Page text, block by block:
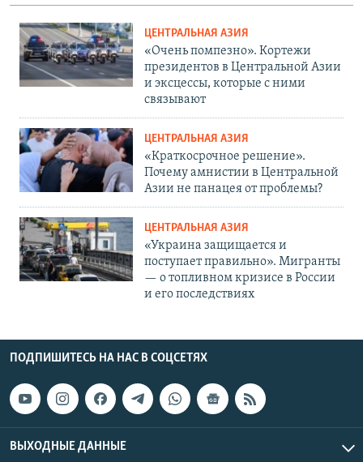
ЦЕНТРАЛЬНАЯ АЗИЯ
«Очень помпезно». Кортежи
президентов в Центральной Азии
и эксцессы, которые с ними
связывают
ЦЕНТРАЛЬНАЯ АЗИЯ
«Краткосрочное решение».
Почему амнистии в Центральной
Азии не панацея от проблемы?
ЦЕНТРАЛЬНАЯ АЗИЯ
«Украина защищается и
поступает правильно». Мигранты
— о топливном кризисе в России
и его последствиях
ПОДПИШИТЕСЬ НА НАС В СОЦСЕТЯХ
ВЫХОДНЫЕ ДАННЫЕ